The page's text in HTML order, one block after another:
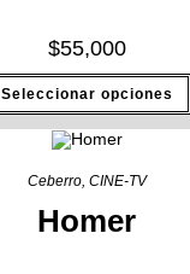
$55,000
Seleccionar opciones
Ceberro, CINE-TV
Homer